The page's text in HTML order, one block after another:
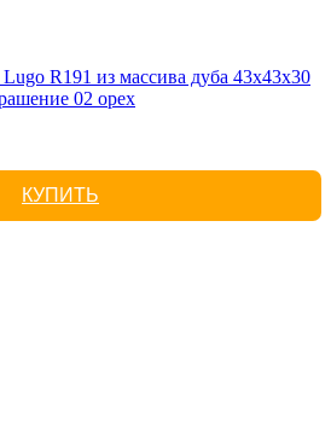
R191 из массива дуба 43х43х30
02 орех
КУПИТЬ